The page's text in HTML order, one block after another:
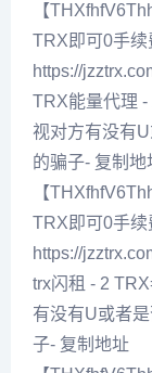
【
TRX即可0手续
https://
TRX能量代理
视对方有没有
的骗子- 复制地
【
TRX即可0手续
https://
trx闪租 - 2
有没有U或者
子- 复制地址